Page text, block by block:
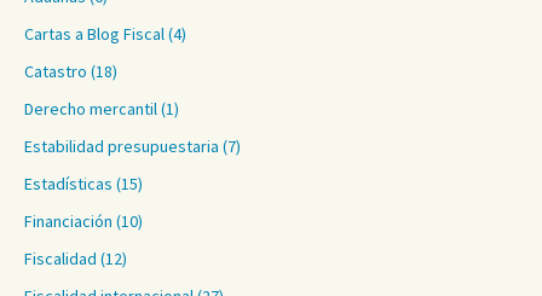
Cartas a Blog Fiscal(4)
Catastro (18)
Derecho mercantil(1)
Estabilidad presupuestaria (7)
Estadísticas (15)
Financiación (10)
Fiscalidad (12)